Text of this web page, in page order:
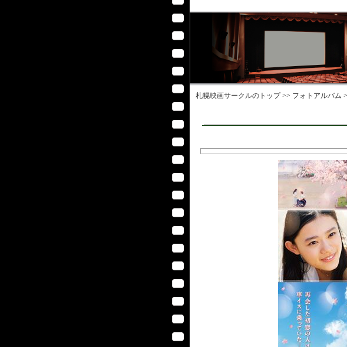
札幌映画サークルのトップ >> フォトアルバム